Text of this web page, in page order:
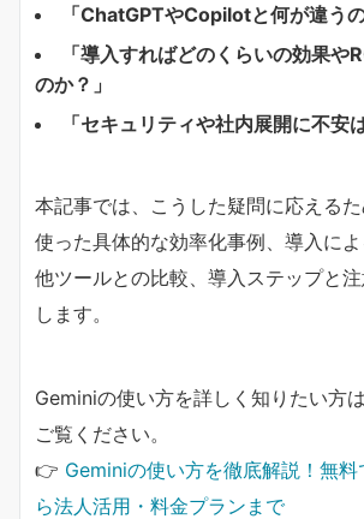
「ChatGPTやCopilotと何が違うの
「導入すればどのくらいの効果や
のか？」
「セキュリティや社内展開に不安
本記事では、こうした疑問に応える
使った具体的な効率化事例、導入によ
他ツールとの比較、導入ステップと
します。
Geminiの使い方を詳しく知りたい方
ご覧ください。
👉 Geminiの使い方を徹底解説！無
ら法人活用・料金プランまで